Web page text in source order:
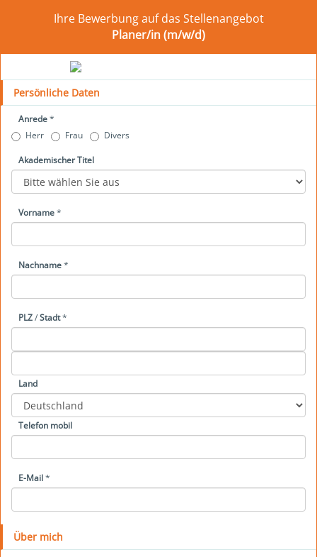
Ihre Bewerbung auf das Stellenangebot
Planer/in (m/w/d)
Persönliche Daten
Anrede*
Herr
Frau Divers
Akademischer Titel
Vorname*
Nachname*
PLZ/Stadt*
Land
Telefon mobil
E-Mail*
Über mich